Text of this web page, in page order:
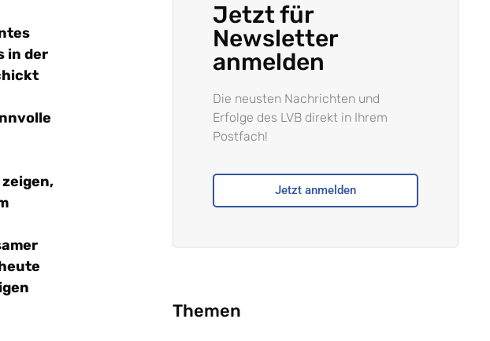
in der
Jetzt für
Newsletter
anmelden
Die neusten Nachrichten und
Erfolge des LVB direkt in Ihrem
Postfach!
Jetzt anmelden
Themen